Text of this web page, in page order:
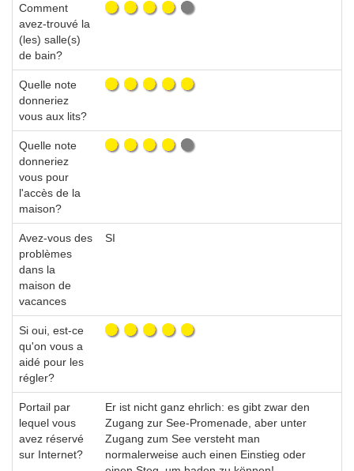
Comment
avez-trouvé la
(les) salle(s)
de bain?
Quelle note
donneriez
vous aux lits?
Quelle note
donneriez
vous pour
l'accès de la
maison?
Avez-vous des
problèmes
dans la
maison de
vacances
SI
Si oui, est-ce
qu'on vous a
aidé pour les
régler?
Portail par
lequel vous
avez réservé
sur Internet?
Er ist nicht ganz ehrlich: es gibt zwar den
Zugang zur See-Promenade, aber unter
Zugang zum See versteht man
normalerweise auch einen Einstieg oder